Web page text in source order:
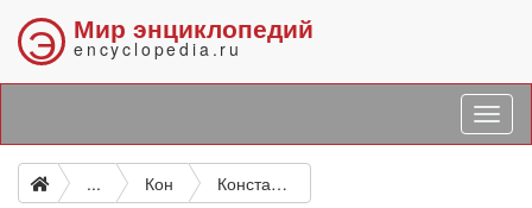
Э Мир энциклопедий
encyclopedia.ru
... Кон Константин Первый Великий